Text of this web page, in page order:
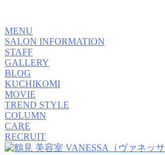
MENU
SALON INFORMATION
STAFF
GALLERY
BLOG
KUCHIKOMI
MOVIE
TREND STYLE
COLUMN
CARE
RECRUIT